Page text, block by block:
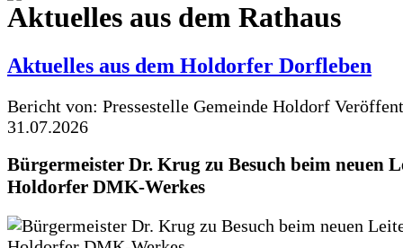
Aktuelles aus dem Rathaus
Aktuelles aus dem Holdorfer Dorfleben
Bericht von: Pressestelle Gemeinde Holdorf
31.07.2026
Bürgermeister Dr. Krug zu Besuch beim neuen
Holdorfer DMK-Werkes